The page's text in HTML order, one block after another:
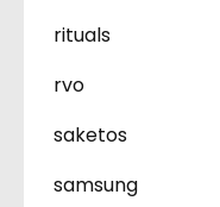
rituals
rvo
saketos
samsung